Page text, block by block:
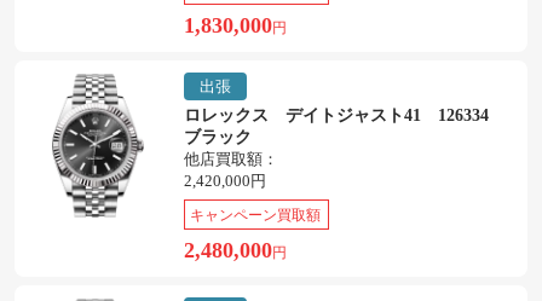
1,830,000円
出張
ロレックス デイトジャスト41 126334
ブラック
他店買取額：
2,420,000円
キャンペーン買取額
2,480,000円